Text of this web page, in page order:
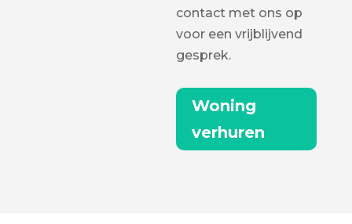
contact met ons op
voor een vrijblijvend
gesprek.
Woning
verhuren